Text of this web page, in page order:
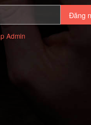
Đăng
Admin